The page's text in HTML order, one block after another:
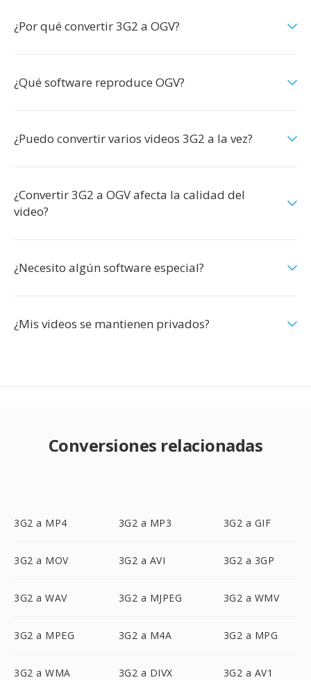
¿Por qué convertir 3G2 a OGV?
¿Qué software reproduce OGV?
¿Puedo convertir varios videos 3G2 a la vez?
¿Convertir 3G2 a OGV afecta la calidad del
video?
¿Necesito algún software especial?
¿Mis videos se mantienen privados?
Conversiones relacionadas
3G2 a MP4 3G2 a MP3 3G2 a GIF
3G2 a MOV 3G2 a AVI 3G2 a 3GP
3G2 a WAV 3G2 a MJPEG 3G2 a WMV
3G2 a MPEG 3G2 a M4A 3G2 a MPG
3G2 a WMA 3G2 a DIVX 3G2 a AV1